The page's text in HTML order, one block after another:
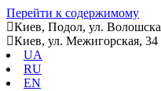
Перейти к содержимому
Киев, Подол, ул.
Киев, ул. Межигорская, 34
UA
RU
EN